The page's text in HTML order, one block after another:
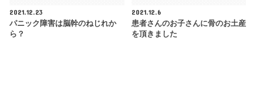
2021.12.23
パニック障害は脳幹のねじれか
ら？
2021.12.6
患者さんのお子さんに骨のお土産
を頂きました